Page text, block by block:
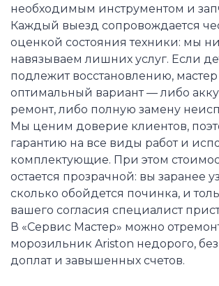
необходимым инструментом и
Каждый выезд сопровождается
оценкой состояния техники: мы
навязываем лишних услуг. Если
подлежит восстановлению,
оптимальный вариант — либо
ремонт, либо полную замену
Мы ценим доверие клиентов,
гарантию на все виды работ и
комплектующие. При этом
остается прозрачной: вы заранее
сколько обойдется починка, и
вашего согласия специалист
В «Сервис Мастер» можно
морозильник Ariston недорого,
доплат и завышенных счетов.